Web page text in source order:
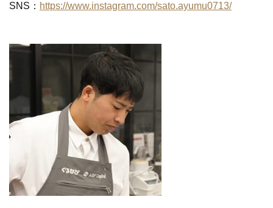
SNS： https://www.instagram.com/sato.ayumu0713/